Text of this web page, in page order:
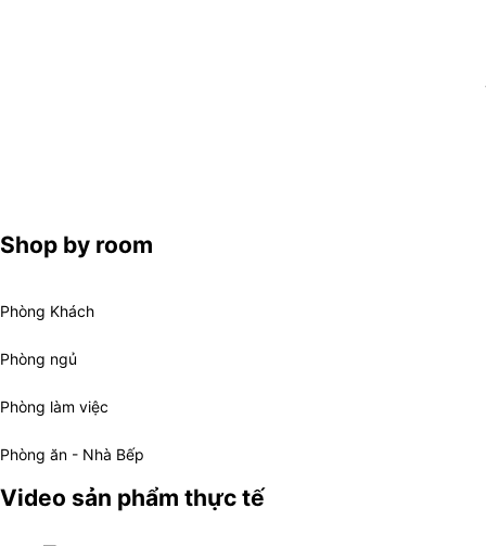
Shop by room
Phòng Khách
Phòng ngủ
Phòng làm việc
Phòng ăn - Nhà Bếp
Video sản phẩm thực tế